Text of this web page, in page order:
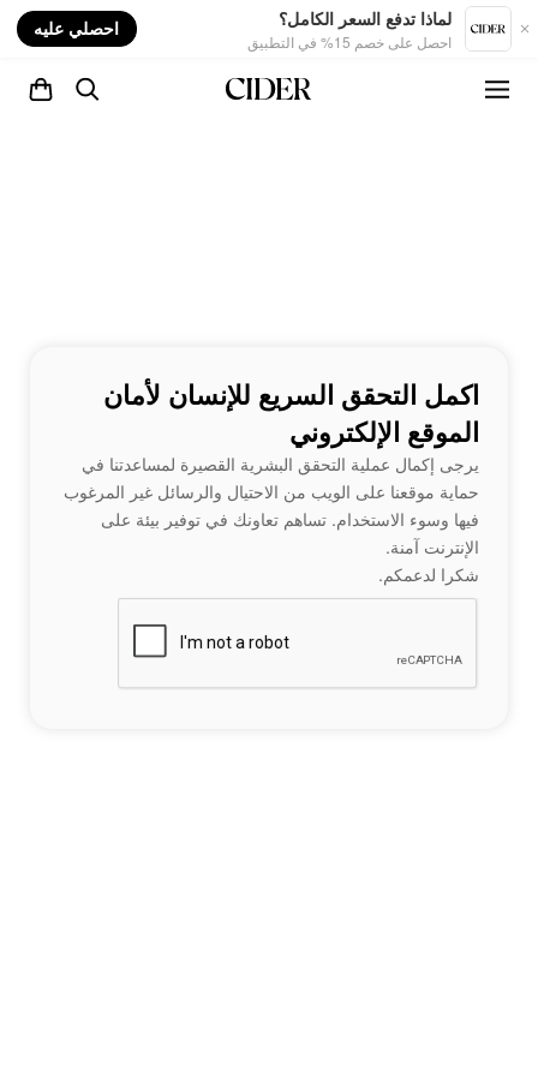
لماذا تدفع السعر الكامل؟
احصل على خصم 15% في التطبيق
احصلي عليه
اكمل التحقق السريع للإنسان لأمان
الموقع الإلكتروني
يرجى إكمال عملية التحقق البشرية القصيرة لمساعدتنا في
حماية موقعنا على الويب من الاحتيال والرسائل غير المرغوب
فيها وسوء الاستخدام. تساهم تعاونك في توفير بيئة على
الإنترنت آمنة.
شكرا لدعمكم.